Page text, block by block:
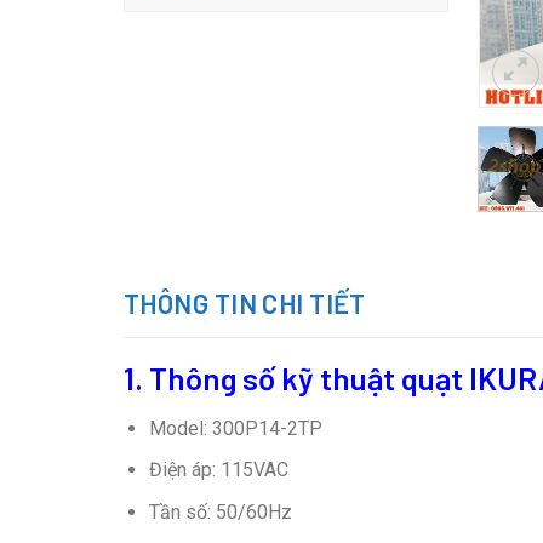
THÔNG TIN CHI TIẾT
1. Thông số kỹ thuật quạt
Model: 300P14-2TP
Điện áp: 115VAC
Tần số: 50/60Hz